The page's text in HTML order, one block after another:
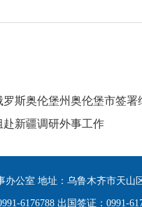
斯奥伦堡州奥伦堡市签
新疆调研外事工作
公室 地址：乌鲁木齐市天山
6176788 出国签证：0991-